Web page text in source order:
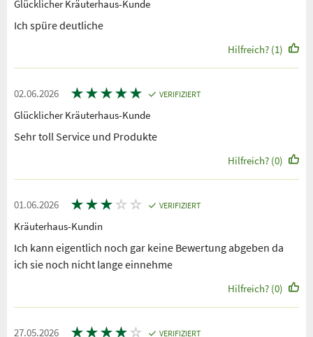
Glücklicher Kräuterhaus-Kunde
Ich spüre deutliche
Hilfreich? (1)
02.06.2026 ★★★★★ VERIFIZIERT
Glücklicher Kräuterhaus-Kunde
Sehr toll Service und Produkte
Hilfreich? (0)
01.06.2026 ★★★ ☆ ☆ VERIFIZIERT
Kräuterhaus-Kundin
Ich kann eigentlich noch gar keine Bewertung abgeben da
ich sie noch nicht lange einnehme
Hilfreich? (0)
27.05.2026 ★★★★ ☆ VERIFIZIERT